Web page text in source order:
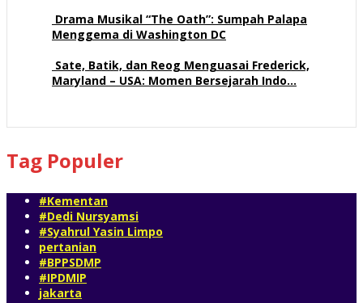
Drama Musikal “The Oath”: Sumpah Palapa
Menggema di Washington DC
Sate, Batik, dan Reog Menguasai Frederick,
Maryland – USA: Momen Bersejarah Indo…
Tag Populer
#Kementan
#Dedi Nursyamsi
#Syahrul Yasin Limpo
pertanian
#BPPSDMP
#IPDMIP
jakarta